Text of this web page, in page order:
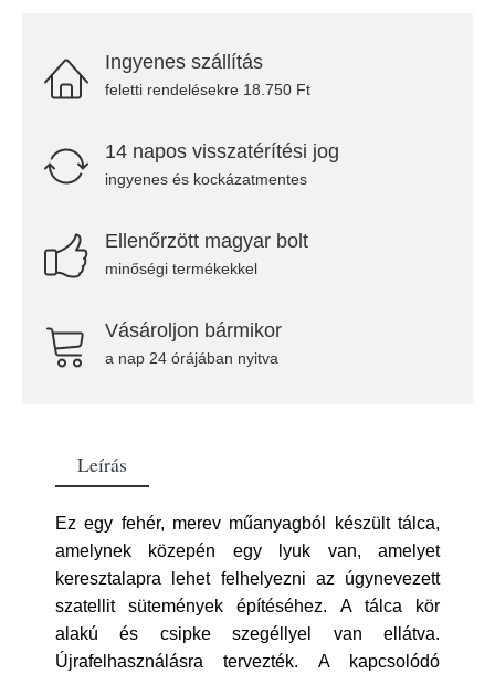
Ingyenes szállítás
feletti rendelésekre 18.750 Ft
14 napos visszatérítési jog
ingyenes és kockázatmentes
Ellenőrzött magyar bolt
minőségi termékekkel
Vásároljon bármikor
a nap 24 órájában nyitva
Leírás
Ez egy fehér, merev műanyagból készült tálca,
amelynek közepén egy lyuk van, amelyet
keresztalapra lehet felhelyezni az úgynevezett
szatellit sütemények építéséhez. A tálca kör
alakú és csipke szegéllyel van ellátva.
Újrafelhasználásra tervezték. A kapcsolódó